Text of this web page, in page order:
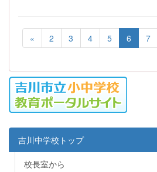
« 2 3 4 5 6 7
吉川中学校トップ
校長室から